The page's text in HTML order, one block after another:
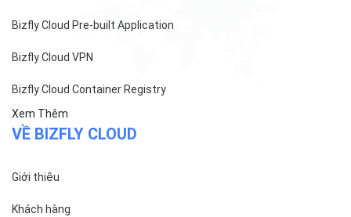
Bizfly Cloud Pre-built Application
Bizfly Cloud VPN
Bizfly Cloud Container Registry
Xem Thêm
VỀ BIZFLY CLOUD
Giới thiệu
Khách hàng